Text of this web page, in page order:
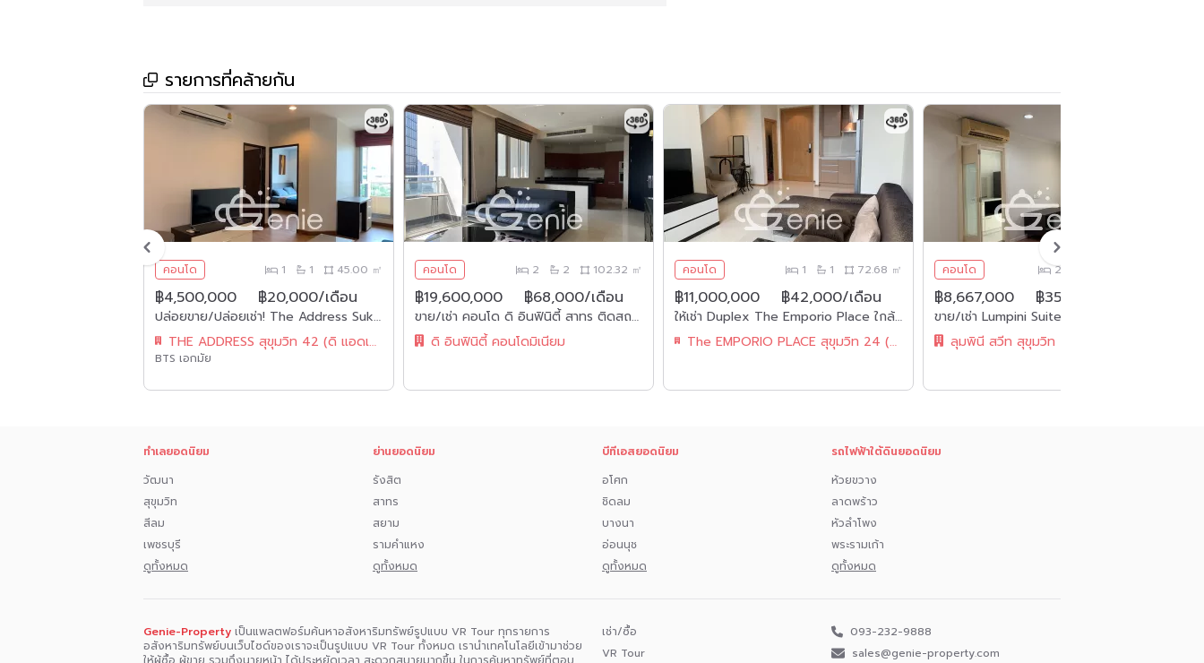
รายการที่คล้ายกัน
คอนโด 1 1 45.00 ㎡
฿4,500,000 ฿20,000/เดือน
ปล่อยขาย/ปล่อยเช่า! The Address Sukhumvit 42 ในราคาเพียง 4,500,000 บาท / ค่าโอนคนละครึ่ง เช่า 20,00บาท/เดือน 1 ห้องนอน 1 ห้องน้ำ 45ตรม. ใกล้ BTS เอกมัย เฟอร์นิเจอร์ครบพร้อมเข้าอยู่ รหัส 2612
THE ADDRESS สุขุมวิท 42 (ดิ แอดเดรส สุขุมวิท 42)
BTS เอกมัย
คอนโด 2 2 102.32 ㎡
฿19,600,000 ฿68,000/เดือน
ขาย/เช่า คอนโด ดิ อินฟินิตี้ สาทร ติดสถานีช่องนนทรี 0 ม. ข้างตึกมหานคร ใจกลางย่านธุรกิจ
ดิ อินฟินิตี้ คอนโดมิเนียม
คอนโด 1 1 72.68 ㎡
฿11,000,000 ฿42,000/เดือน
ให้เช่า Duplex The Emporio Place ใกล้ BTS พร้อมพงษ์ เจ้าของขายเอง
The EMPORIO PLACE สุขุมวิท 24 (ดิ เอ็ม โพริโอ เพลส สุขุมวิท 24)
คอนโด 2
฿8,667,000 ฿35,000/เดือน
ลุมพินี สวีท สุขุมวิท 41
ทำเลยอดนิยม
วัฒนา
สุขุมวิท
สีลม
เพชรบุรี
ดูทั้งหมด
ย่านยอดนิยม
รังสิต
สาทร
สยาม
รามคำแหง
ดูทั้งหมด
บีทีเอสยอดนิยม
อโศก
ชิดลม
บางนา
อ่อนนุช
ดูทั้งหมด
รถไฟฟ้าใต้ดินยอดนิยม
ห้วยขวาง
ลาดพร้าว
หัวลำโพง
พระรามเก้า
ดูทั้งหมด
Genie-Property เป็นแพลตฟอร์มค้นหาอสังหาริมทรัพย์รูปแบบ VR Tour ทุกรายการ
อสังหาริมทรัพย์บนเว็บไซด์ของเราจะเป็นรูปแบบ VR Tour ทั้งหมด เรานำเทคโนโลยีเข้ามาช่วย
เช่า/ซื้อ
VR Tour
093-232-9888
sales@genie-property.com​